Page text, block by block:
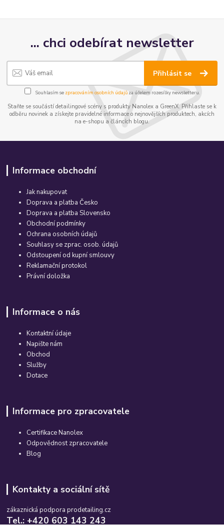
... chci odebírat newsletter
Přihlásit se
Souhlasím se zpracováním osobních údajůza účelem rozesílky newsletteru.
Staňte se součástí detailingové scény s produkty Nanolex a GreenX. Přihlaste se k
odběru novinek a získejte pravidelné informace o nejnovějších produktech, akcích
na e-shopu a článcích blogu.
Informace obchodní
Jak nakupovat
Doprava a platba Česko
Doprava a platba Slovensko
Obchodní podmínky
Ochrana osobních údajů
Souhlasy se zprac. osob. údajů
Odstoupení od kupní smlouvy
Reklamační protokol
Právní doložka
Informace o nás
Kontaktní údaje
Napište nám
Obchod
Služby
Dotace
Informace pro zpracovatele
Certifikace Nanolex
Odpovědnost zpracovatele
Blog
Kontakty a sociální sítě
zákaznická podpora prodetailing.cz
Tel.: +420 603 143 243